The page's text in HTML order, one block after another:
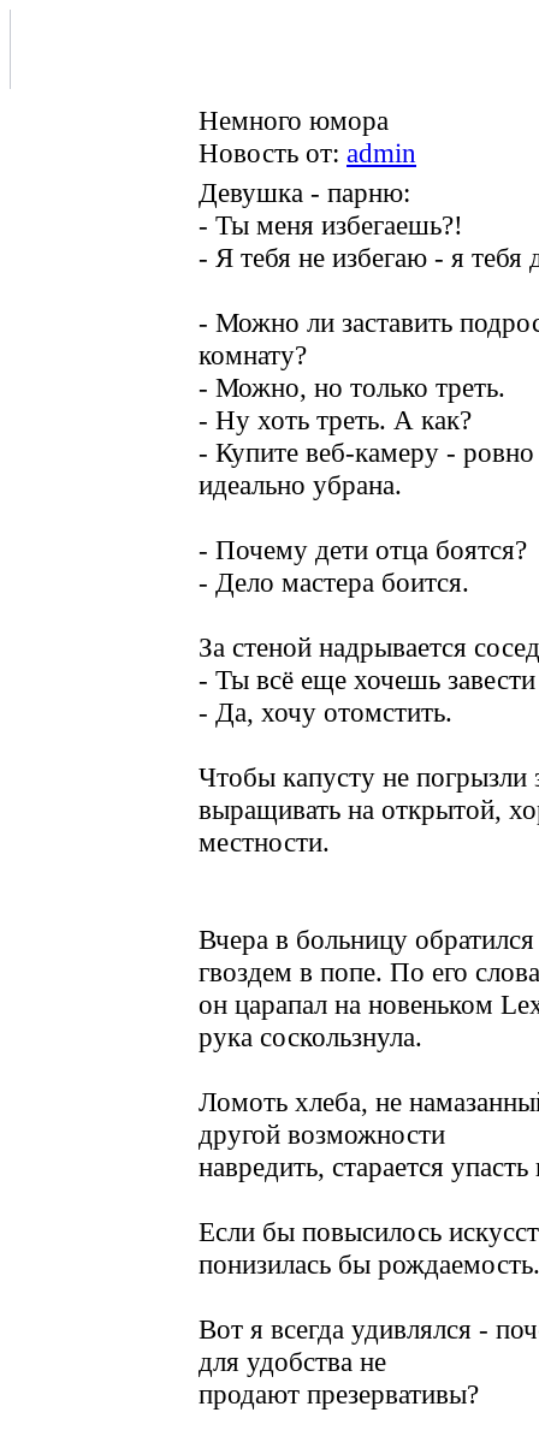
Немного юмора
Новость от: admin
Девушка - парню:
- Ты меня избегаешь?!
- Я тебя не избегаю - я тебя
- Можно ли заставить
комнату?
- Можно, но только треть.
- Ну хоть треть. А как?
- Купите веб-камеру - ровно
идеально убрана.
- Почему дети отца боятся?
- Дело мастера боится.
За стеной надрывается
- Ты всё еще хочешь завести
- Да, хочу отомстить.
Чтобы капусту не погрызли
выращивать на открытой,
местности.
Вчера в больницу
гвоздем в попе. По его
он царапал на новеньком
рука соскользнула.
Ломоть хлеба, не
другой возможности
навредить, старается
Если бы повысилось
понизилась бы рождаемость.
Вот я всегда удивлялся -
для удобства не
продают презервативы?